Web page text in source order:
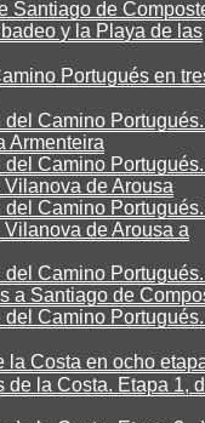
Santiago de
y la Playa de las
Portugués en
Camino
Armenteira
Camino
de Arousa
Camino
de Arousa a
Camino
a Santiago de
Camino
la Costa en ocho
de la Costa. Etapa 1,